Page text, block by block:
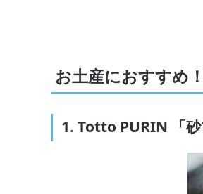
お土産におすすめ
1. Totto PURIN 「砂